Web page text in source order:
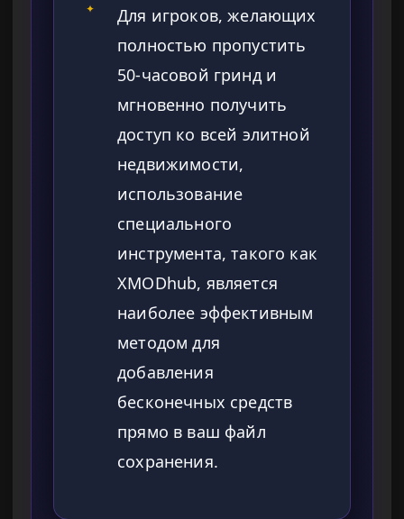
✦
Для игроков, желающих
полностью пропустить
50-часовой гринд и
мгновенно получить
доступ ко всей элитной
недвижимости,
использование
специального
инструмента, такого как
XMODhub, является
наиболее эффективным
методом для
добавления
бесконечных средств
прямо в ваш файл
сохранения.